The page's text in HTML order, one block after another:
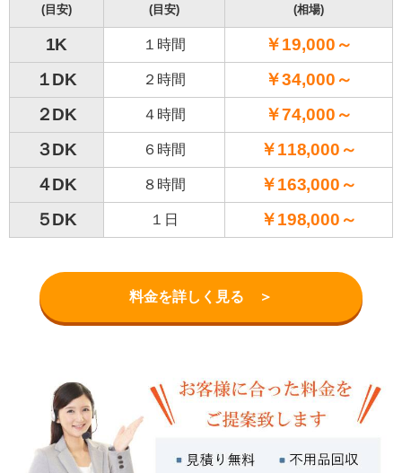
(目安) (目安) (相場)
1K １時間
￥19,000～
１DK
２時間
￥34,000～
２DK
４時間
￥74,000～
３DK
６時間
￥118,000～
４DK
８時間
￥163,000～
５DK
１日 ￥198,000～
料金を詳しく見る ＞